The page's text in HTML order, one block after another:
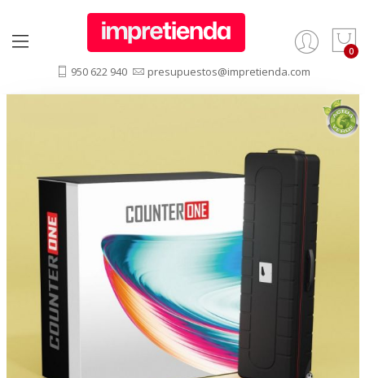
950 622 940 presupuestos@impretienda.com